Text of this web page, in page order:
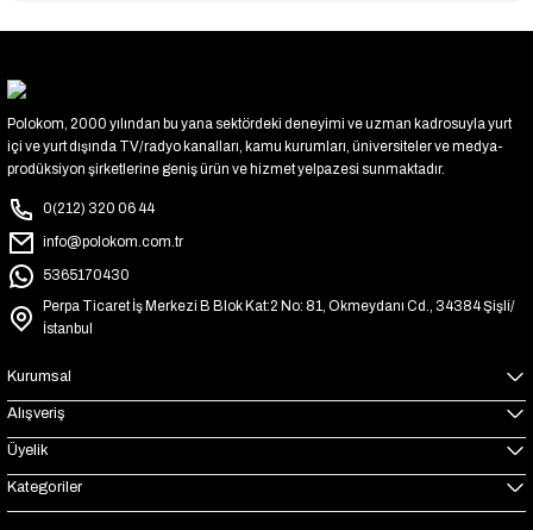
Polokom, 2000 yılından bu yana sektördeki deneyimi ve uzman kadrosuyla yurt
içi ve yurt dışında TV/radyo kanalları, kamu kurumları, üniversiteler ve medya-
prodüksiyon şirketlerine geniş ürün ve hizmet yelpazesi sunmaktadır.
0(212) 320 06 44
info@polokom.com.tr
5365170430
Perpa Ticaret İş Merkezi B Blok Kat:2 No: 81, Okmeydanı Cd., 34384 Şişli/
İstanbul
Kurumsal
Alışveriş
Üyelik
Kategoriler